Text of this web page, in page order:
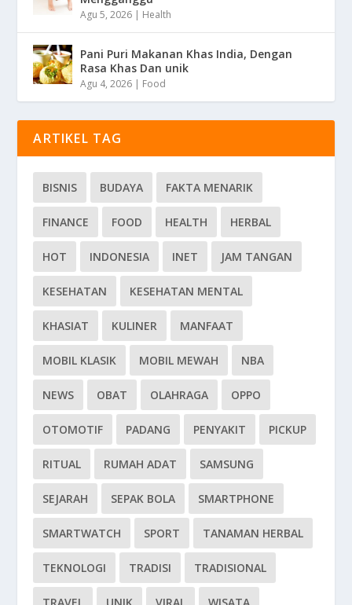
Agu 5, 2026 | Health
Pani Puri Makanan Khas India, Dengan
Rasa Khas Dan unik
Agu 4, 2026 | Food
ARTIKEL TAG
BISNIS BUDAYA FAKTA MENARIK
FINANCE FOOD HEALTH HERBAL
HOT INDONESIA INET JAM TANGAN
KESEHATAN KESEHATAN MENTAL
KHASIAT KULINER MANFAAT
MOBIL KLASIK MOBIL MEWAH NBA
NEWS OBAT OLAHRAGA OPPO
OTOMOTIF PADANG PENYAKIT PICKUP
RITUAL RUMAH ADAT SAMSUNG
SEJARAH SEPAK BOLA SMARTPHONE
SMARTWATCH SPORT TANAMAN HERBAL
TEKNOLOGI TRADISI TRADISIONAL